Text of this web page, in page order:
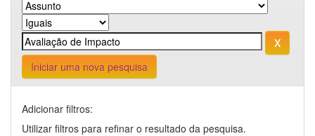
Iniciar uma nova pesquisa
Adicionar filtros:
Utilizar filtros para refinar o resultado da pesquisa.